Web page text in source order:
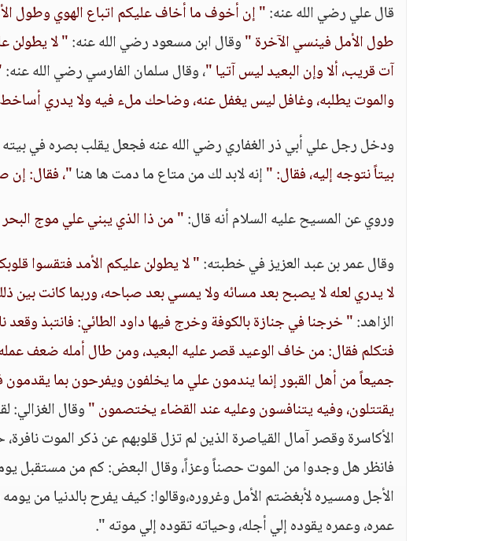
قال علي رضي الله عنه:" إن أخوف ما أخاف عليكم اتباع الهوي وطول
طول الأمل فينسي الآخرة "وقال ابن مسعود رضي الله عنه:" لا يطولن
آت قريب، ألا وإن البعيد ليس آتيا "، وقال سلمان الفارسي رضي الله عنه:
والموت يطلبه، وغافل ليس يغفل عنه، وضاحك ملء فيه ولا يدري
ودخل رجل علي أبي ذر الغفاري رضي الله عنه فجعل يقلب بصره في
بيتاً نتوجه إليه، فقال: "إنه لابد لك من متاع ما دمت ها هنا"، فقال: إن
وروي عن المسيح عليه السلام أنه قال:" من ذا الذي يبني علي موج البحر
وقال عمر بن عبد العزيز في خطبته:" لا يطولن عليكم الأمد فتقسوا
لا يدري لعله لا يصبح بعد مسائه ولا يمسي بعد صباحه، وربما كانت بين
الزاهد:" خرجنا في جنازة بالكوفة وخرج فيها داود الطائي: فانتبذ
فتكلم فقال: من خاف الوعيد قصر عليه البعيد، ومن طال أمله ضعف
جميعاً من أهل القبور إنما يندمون علي ما يخلفون ويفرحون بما يقدمون
يقتتلون، وفيه يتنافسون وعليه عند القضاء يختصمون "وقال الغزالي:
الأكاسرة وقصر آمال القياصرة الذين لم تزل قلوبهم عن ذكر الموت
فانظر هل وجدوا من الموت حصناً وعزاً، وقال البعض: كم من مستقبل
الأجل ومسيره لأبغضتم الأمل وغروره،وقالوا: كيف يفرح بالدنيا من
عمره، وعمره يقوده إلي أجله، وحياته تقوده إلي موته ".